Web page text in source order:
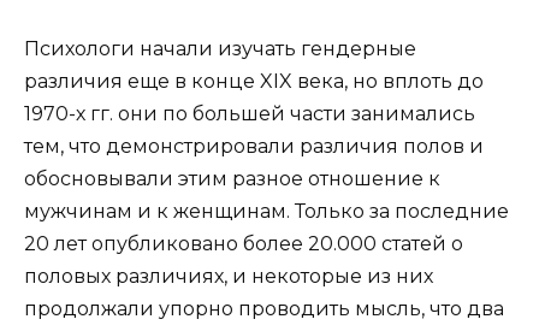
Психологи начали изучать гендерные
различия еще в конце XIX века, но вплоть до
1970-х гг. они по большей части занимались
тем, что демонстрировали различия полов и
обосновывали этим разное отношение к
мужчинам и к женщинам. Только за последние
20 лет опубликовано более 20.000 статей о
половых различиях, и некоторые из них
продолжали упорно проводить мысль, что два